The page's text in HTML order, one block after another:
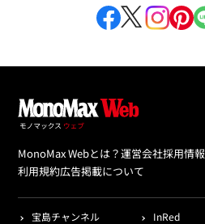
MonoMax Webとは？運営会社採用情報
利用規約広告掲載について
宝島チャンネル InRed